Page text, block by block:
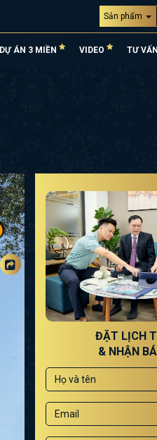
Sản phẩm
DỰ ÁN 3 MIỀN VIDEO TƯ
ĐẶT LỊCH
& NHẬN